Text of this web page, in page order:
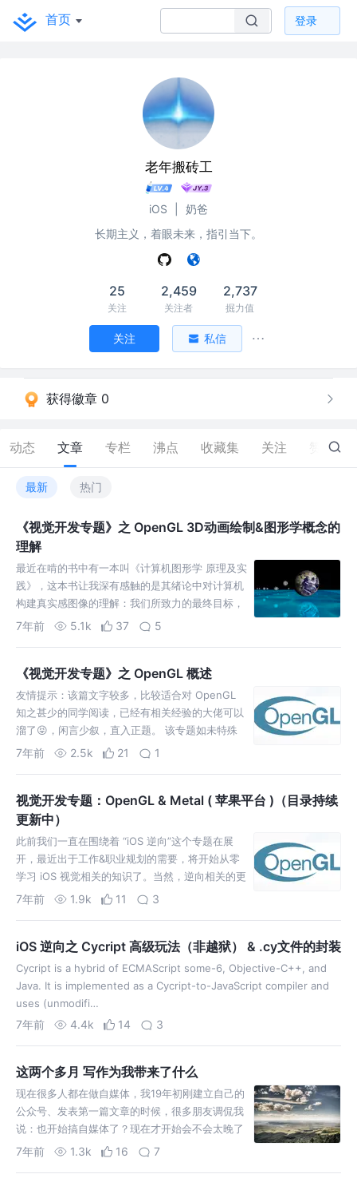
首页 登录
老年搬砖工
iOS
奶爸
长期主义，着眼未来，指引当下。
25
关注
2,459
关注者
2,737
掘力值
关注 私信
获得徽章 0
动态 文章 专栏 沸点 收藏集 关注 20
最新 热门
《视觉开发专题》之 OpenGL 3D动画绘制&图形学概念的
理解
最近在啃的书中有一本叫《计算机图形学 原理及实
践》，这本书让我深有感触的是其绪论中对计算机
构建真实感图像的理解：我们所致力的最终目标，
是视觉形式的交流，而且主要都是与人的交流。 这
的。 比…
7年前 5.1k 37 5
《视觉开发专题》之 OpenGL 概述
友情提示：该篇文字较多，比较适合对 OpenGL
知之甚少的同学阅读，已经有相关经验的大佬可以
溜了😝，闲言少叙，直入正题。 该专题如未特殊
说明，默认使用核心模式，OpenGL 的版本在3.3
7年前 2.5k 21 1
视觉开发专题：OpenGL & Metal ( 苹果平台 )（目录持续
更新中）
此前我们一直在围绕着 “iOS 逆向”这个专题在展
开，最近出于工作&职业规划的需要，将开始从零
学习 iOS 视觉相关的知识了。当然，逆向相关的更
新也会持续。 可能很多同学看到 OpenGL 会有一
7年前 1.9k 11 3
iOS 逆向之 Cycript 高级玩法（非越狱） & .cy文件的封装
Cycript is a hybrid of ECMAScript some-6, Objective-C++, and
Java. It is implemented as a Cycript-to-JavaScript compiler and
uses (unmodifi…
7年前 4.4k 14 3
这两个多月 写作为我带来了什么
现在很多人都在做自媒体，我19年初刚建立自己的
公众号、发表第一篇文章的时候，很多朋友调侃我
说：也开始搞自媒体了？现在才开始会不会太晚了
啊？ 同事偶然间看到我在写博客，也会略带“惋惜”
7年前 1.3k 16 7